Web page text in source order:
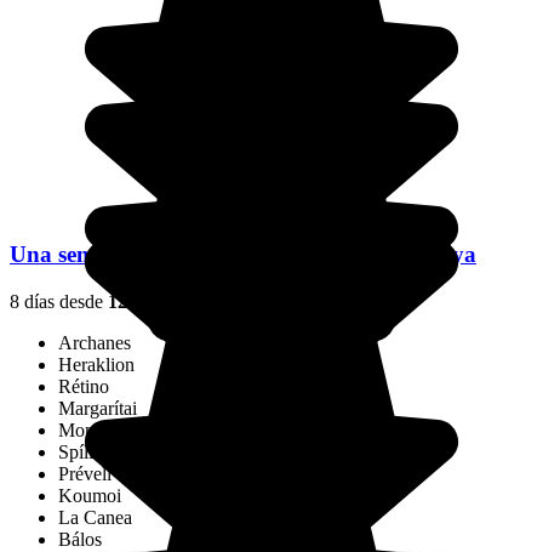
Una semana en Creta: historia, cultura y playa
8 días desde 1290 €
Archanes
Heraklion
Rétino
Margarítai
Monasterio de Arkadi
Spílion
Préveli
Koumoi
La Canea
Bálos